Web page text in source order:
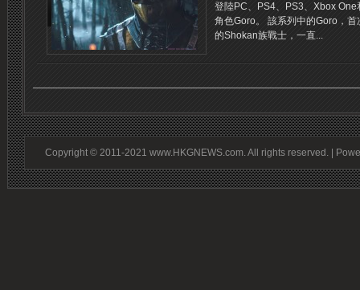
登陸PC、PS4、PS3、Xbox
角色Goro。 該系列中的Goro，
的Shokan族戰士，一直...
Copyright © 2011-2021 www.HKGNEWS.com. All rights reserved. |